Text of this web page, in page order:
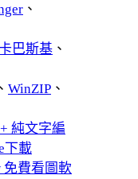
、
巴斯基 、
WinZIP 、
純文字編
下載
免費看圖軟